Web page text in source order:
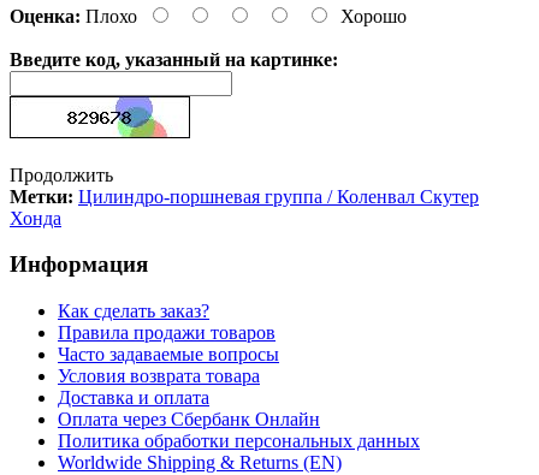
Оценка: Плохо Хорошо
Введите код, указанный на картинке:
Продолжить
Метки: Цилиндро-поршневая группа / Коленвал Скутер
Хонда
Информация
Как сделать заказ?
Правила продажи товаров
Часто задаваемые вопросы
Условия возврата товара
Доставка и оплата
Оплата через Сбербанк Онлайн
Политика обработки персональных данных
Worldwide Shipping & Returns (EN)